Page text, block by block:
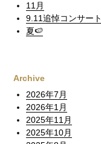
11月
9.11追悼コンサート
夏🍉
Archive
2026年7月
2026年1月
2025年11月
2025年10月